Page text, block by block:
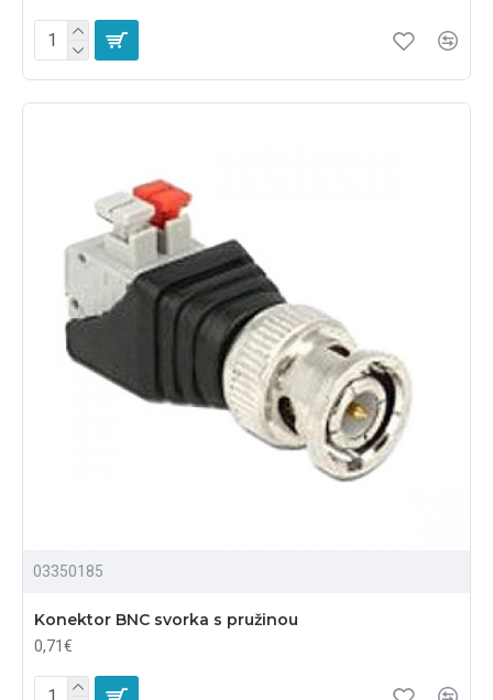
03350185
Konektor BNC svorka s pružinou
0,71€